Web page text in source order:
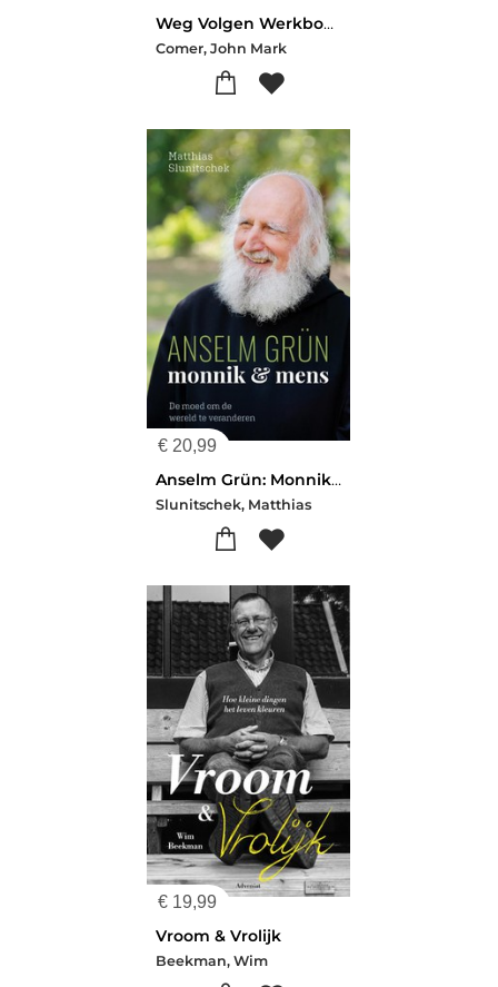
Weg Volgen Werkboek
Comer, John Mark
€ 20,99
Anselm Grün: Monnik & Mens
Slunitschek, Matthias
€ 19,99
Vroom & Vrolijk
Beekman, Wim